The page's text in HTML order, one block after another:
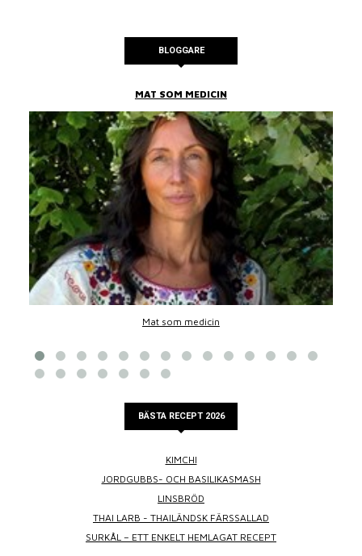
BLOGGARE
MAT SOM MEDICIN
Mat som medicin
BÄSTA RECEPT 2026
KIMCHI
JORDGUBBS- OCH BASILIKASMASH
LINSBRÖD
THAI LARB - THAILÄNDSK FÄRSSALLAD
SURKÅL – ETT ENKELT HEMLAGAT RECEPT